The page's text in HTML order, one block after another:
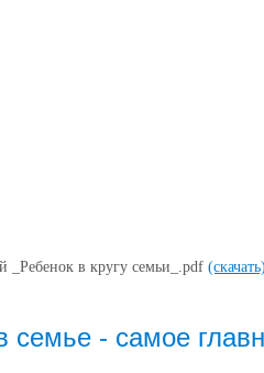
_Ребенок в кругу семьи_.pdf (скачать)
семье - самое